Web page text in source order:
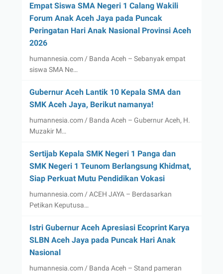
Empat Siswa SMA Negeri 1 Calang Wakili
Forum Anak Aceh Jaya pada Puncak
Peringatan Hari Anak Nasional Provinsi Aceh
2026
humannesia.com / Banda Aceh – Sebanyak empat
siswa SMA Ne…
Gubernur Aceh Lantik 10 Kepala SMA dan
SMK Aceh Jaya, Berikut namanya!
humannesia.com / Banda Aceh – Gubernur Aceh, H.
Muzakir M…
Sertijab Kepala SMK Negeri 1 Panga dan
SMK Negeri 1 Teunom Berlangsung Khidmat,
Siap Perkuat Mutu Pendidikan Vokasi
humannesia.com / ACEH JAYA – Berdasarkan
Petikan Keputusa…
Istri Gubernur Aceh Apresiasi Ecoprint Karya
SLBN Aceh Jaya pada Puncak Hari Anak
Nasional
humannesia.com / Banda Aceh – Stand pameran